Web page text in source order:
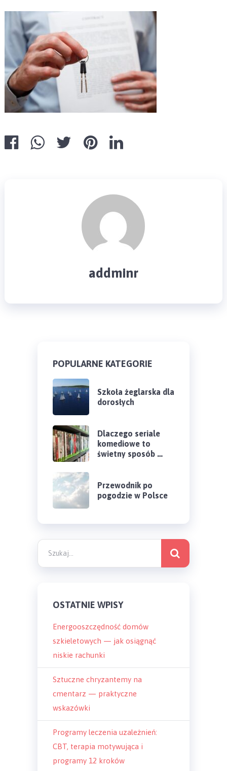
addminr
POPULARNE KATEGORIE
Szkoła żeglarska dla
dorosłych
Dlaczego seriale
komediowe to
świetny sposób …
Przewodnik po
pogodzie w Polsce
OSTATNIE WPISY
Energooszczędność domów
szkieletowych — jak osiągnąć
niskie rachunki
Sztuczne chryzantemy na
cmentarz — praktyczne
wskazówki
Programy leczenia uzależnień:
CBT, terapia motywująca i
programy 12 kroków